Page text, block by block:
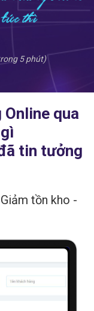
5 phút)
qua
tin tưởng
tồn kho -